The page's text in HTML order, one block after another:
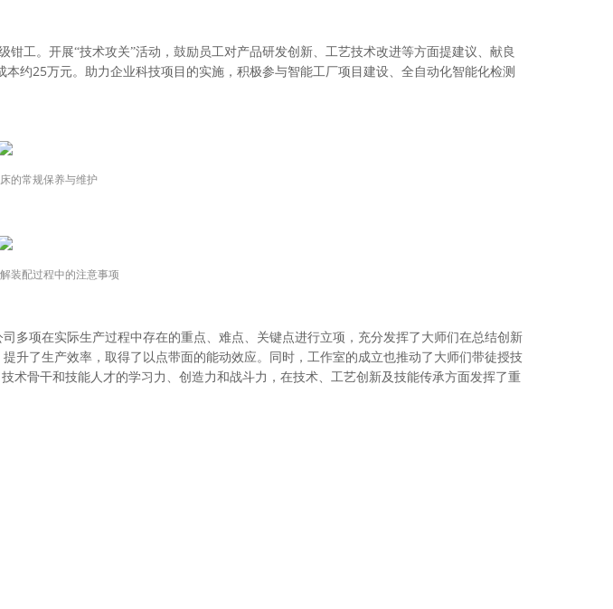
钳工。开展“技术攻关”活动，鼓励员工对产品研发创新、工艺技术改进等方面提建议、献良
本约25万元。助力企业科技项目的实施，积极参与智能工厂项目建设、全自动化智能化检测
的常规保养与维护
装配过程中的注意事项
多项在实际生产过程中存在的重点、难点、关键点进行立项，充分发挥了大师们在总结创新
升了生产效率，取得了以点带面的能动效应。同时，工作室的成立也推动了大师们带徒授技
术骨干和技能人才的学习力、创造力和战斗力，在技术、工艺创新及技能传承方面发挥了重